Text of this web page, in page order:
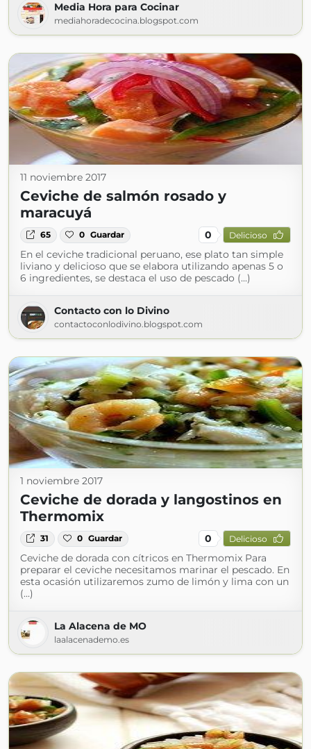
Media Hora para Cocinar
mediahoradecocina.blogspot.com
11 noviembre 2017
Ceviche de salmón rosado y
maracuyá
65 0 Guardar 0 Delicioso
En el ceviche tradicional peruano, ese plato tan simple
liviano y delicioso que se elabora utilizando apenas 5 o
6 ingredientes, se destaca el uso de pescado (...)
Contacto con lo Divino
contactoconlodivino.blogspot.com
1 noviembre 2017
Ceviche de dorada y langostinos en
Thermomix
31 0 Guardar 0 Delicioso
Ceviche de dorada con cítricos en Thermomix Para
preparar el ceviche necesitamos marinar el pescado. En
esta ocasión utilizaremos zumo de limón y lima con un
(...)
La Alacena de MO
laalacenademo.es